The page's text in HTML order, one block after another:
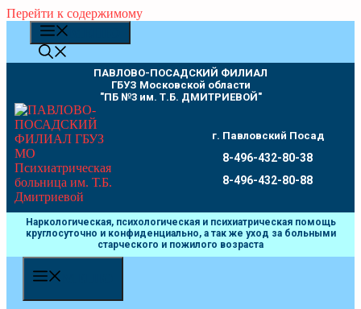
Перейти к содержимому
ПАВЛОВО-ПОСАДСКИЙ ФИЛИАЛ
ГБУЗ Московской области
"ПБ №3 им. Т.Б. ДМИТРИЕВОЙ"
г. Павловский Посад
8-496-432-80-38
8-496-432-80-88
Наркологическая, психологическая и психиатрическая помощь
круглосуточно и конфиденциально, а так же уход за больными
старческого и пожилого возраста